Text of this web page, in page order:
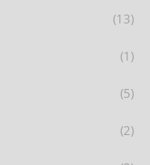
(13)
(1)
(5)
(2)